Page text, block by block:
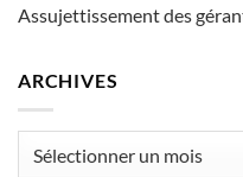
Assujettissement des
ARCHIVES